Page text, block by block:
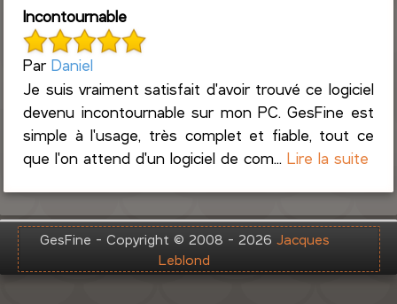
Incontournable
ParDaniel
Je suis vraiment satisfait d'avoir trouvé ce logiciel
devenu incontournable sur mon PC. GesFine est
simple à l'usage, très complet et fiable, tout ce
que l'on attend d'un logiciel de com...Lire la suite
GesFine - Copyright © 2008 - 2026 Jacques
Leblond